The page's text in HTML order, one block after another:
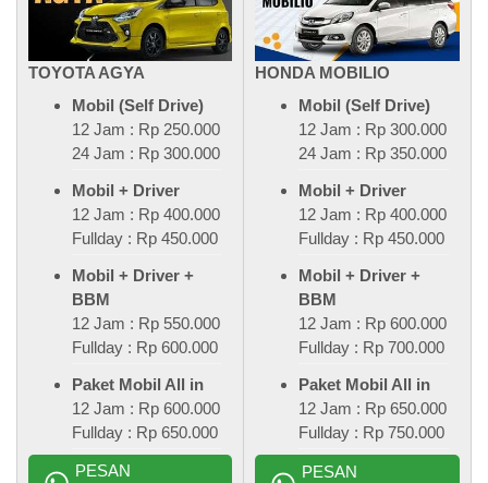
TOYOTA AGYA
Mobil (Self Drive)
12 Jam : Rp 250.000
24 Jam : Rp 300.000
Mobil + Driver
12 Jam : Rp 400.000
Fullday : Rp 450.000
Mobil + Driver +
BBM
12 Jam : Rp 550.000
Fullday : Rp 600.000
Paket Mobil All in
12 Jam : Rp 600.000
Fullday : Rp 650.000
PESAN
HONDA MOBILIO
Mobil (Self Drive)
12 Jam : Rp 300.000
24 Jam : Rp 350.000
Mobil + Driver
12 Jam : Rp 400.000
Fullday : Rp 450.000
Mobil + Driver +
BBM
12 Jam : Rp 600.000
Fullday : Rp 700.000
Paket Mobil All in
12 Jam : Rp 650.000
Fullday : Rp 750.000
PESAN